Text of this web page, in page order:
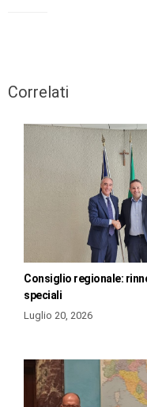
Correlati
Consiglio regionale:
speciali
Luglio 20, 2026